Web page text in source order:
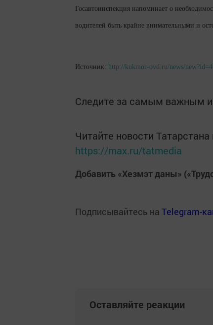
Госавтоинспекция напоминает о
водителей быть крайне внимательными и
Источник: http://kukmor-ovd.ru/news/
Следите за самым важным
Читайте новости
https://max.ru/tatmedia
Добавить «Хезмэт даны»
Подписывайтесь на Telegram-
Оставляйте реакции